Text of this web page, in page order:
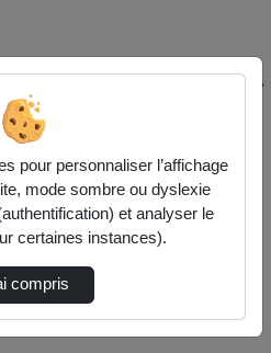
l'université Paris
sur Médiathèque de l'université
pour personnaliser l’affichage
mode sombre ou dyslexie
et analyser le
certaines instances).
compris